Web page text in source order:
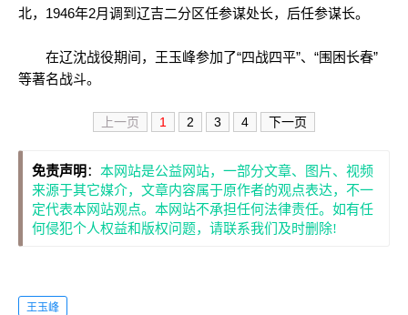
北，1946年2月调到辽吉二分区任参谋处长，后任参谋长。
在辽沈战役期间，王玉峰参加了“四战四平”、“围困长春”
等著名战斗。
上一页 1 2 3 4 下一页
免责声明 ： 本网站是公益网站，一部分文章、图片、视频
来源于其它媒介，文章内容属于原作者的观点表达，不一
定代表本网站观点。本网站不承担任何法律责任。如有任
何侵犯个人权益和版权问题，请联系我们及时删除!
王玉峰